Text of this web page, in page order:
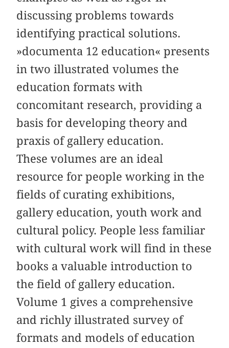
discussing problems towards
identifying practical solutions.
»documenta 12 education« presents
in two illustrated volumes the
education formats with
concomitant research, providing a
basis for developing theory and
praxis of gallery education.
These volumes are an ideal
resource for people working in the
fields of curating exhibitions,
gallery education, youth work and
cultural policy. People less familiar
with cultural work will find in these
books a valuable introduction to
the field of gallery education.
Volume 1 gives a comprehensive
and richly illustrated survey of
formats and models of education